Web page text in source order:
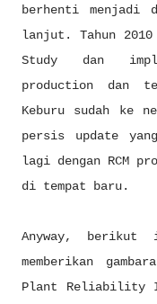
berhenti menjadi
lanjut. Tahun
Study dan
production dan
Keburu sudah ke
persis update
lagi dengan RCM
di tempat baru.
Anyway,
memberikan
Plant Reliability